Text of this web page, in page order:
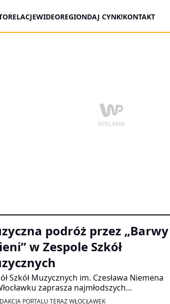
WIDEOREGIONDAJ CYNK!KONTAKT
podróż przez „Barwy
w Zespole Szkół
Szkół Muzycznych im. Czesława Niemena
zaprasza najmłodszych
na wyjątkowe wydarzenie artystyczne
PORTALU TERAZ WŁOCŁAWEK